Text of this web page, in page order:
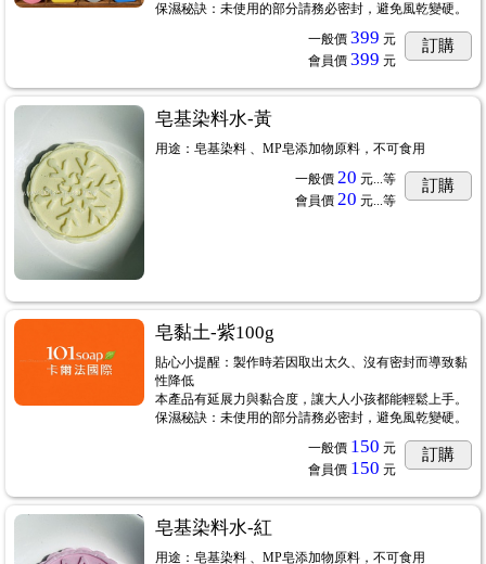
影片...14
保濕秘訣：未使用的部分請務必密封，避免風乾變硬。
一般價 399 元
會員價 399 元
訂購
皂基染料水-黃
用途：皂基染料 、MP皂添加物原料，不可食用
一般價 20 元...等
會員價 20 元...等
訂購
皂黏土-紫100g
貼心小提醒：製作時若因取出太久、沒有密封而導致黏
性降低
本產品有延展力與黏合度，讓大人小孩都能輕鬆上手。
保濕秘訣：未使用的部分請務必密封，避免風乾變硬。
一般價 150 元
會員價 150 元
訂購
皂基染料水-紅
用途：皂基染料 、MP皂添加物原料，不可食用